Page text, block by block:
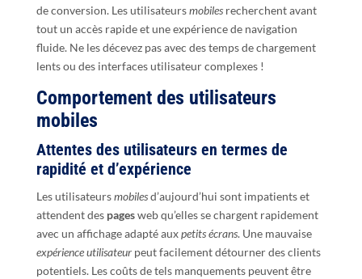
de conversion. Les utilisateursmobilesrecherchent avant
tout un accès rapide et une expérience de navigation
fluide. Ne les décevez pas avec des temps de chargement
lents ou des interfaces utilisateur complexes !
Comportement des utilisateurs
mobiles
Attentes des utilisateurs en termes de
rapidité et d’expérience
Les utilisateursmobilesd’aujourd’hui sont impatients et
attendent des pagesweb qu’elles se chargent rapidement
avec un affichage adapté auxpetits écrans. Une mauvaise
expérience utilisateurpeut facilement détourner des clients
potentiels. Les coûts de tels manquements peuvent être